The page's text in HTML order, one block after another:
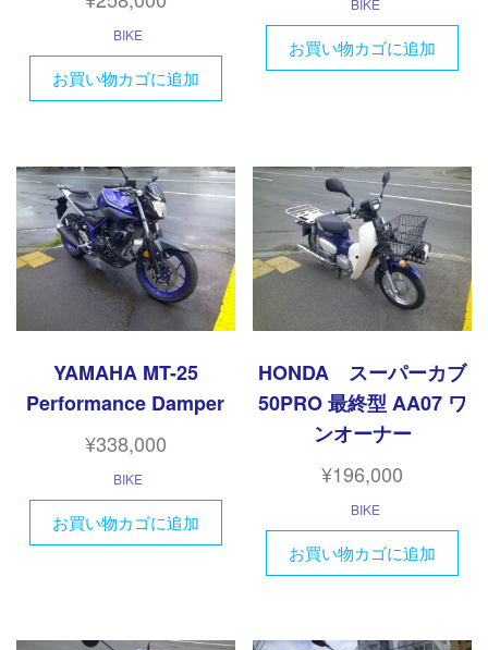
BIKE
お買い物カゴに追加
BIKE
お買い物カゴに追加
YAMAHA MT-25
Performance Damper
¥338,000
BIKE
お買い物カゴに追加
HONDA スーパーカブ
50PRO 最終型 AA07 ワ
ンオーナー
¥196,000
BIKE
お買い物カゴに追加